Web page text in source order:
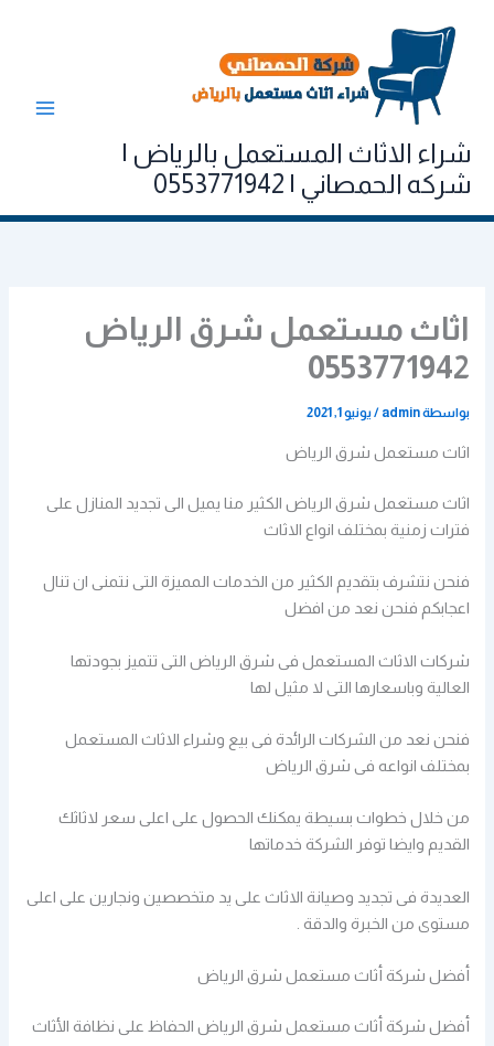
المحتوى
شراء الاثاث المستعمل بالرياض |
شركه الحمصاني | 0553771942
اثاث مستعمل شرق الرياض
0553771942
بواسطةadmin
/يونيو 1, 2021
اثاث مستعمل شرق الرياض
اثاث مستعمل شرق الرياض الكثير منا يميل الى تجديد المنازل على
فترات زمنية بمختلف انواع الاثاث
فنحن نتشرف بتقديم الكثير من الخدمات المميزة التى نتمنى ان تنال
اعجابكم فنحن نعد من افضل
شركات الاثاث المستعمل فى شرق الرياض التى تتميز بجودتها
العالية وباسعارها التى لا مثيل لها
فنحن نعد من الشركات الرائدة فى بيع وشراء الاثاث المستعمل
بمختلف انواعه فى شرق الرياض
من خلال خطوات بسيطة يمكنك الحصول على اعلى سعر لاثاثك
القديم وايضا توفر الشركة خدماتها
العديدة فى تجديد وصيانة الاثاث على يد متخصصين ونجارين على اعلى
مستوى من الخبرة والدقة .
أفضل شركة أثاث مستعمل شرق الرياض
أفضل شركة أثاث مستعمل شرق الرياض الحفاظ على نظافة الأثاث